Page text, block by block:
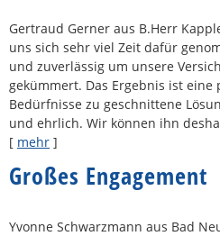
Gertraud Gerner aus B.Herr
uns sich sehr viel Zeit dafür
und zuverlässig um unsere
gekümmert. Das Ergebnis ist
Bedürfnisse zu geschnittene
und ehrlich. Wir können ihn
[ mehr ]
Großes Engagement
Yvonne Schwarzmann aus Bad